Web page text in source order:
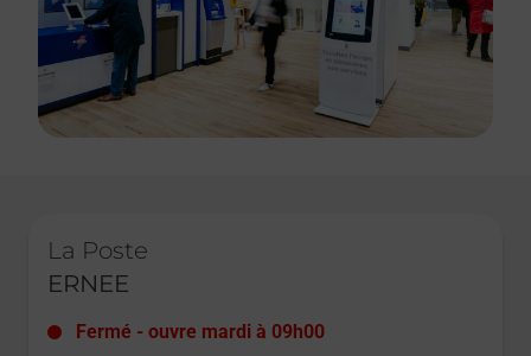
La Poste
ERNEE
Fermé - ouvre mardi à 09h00